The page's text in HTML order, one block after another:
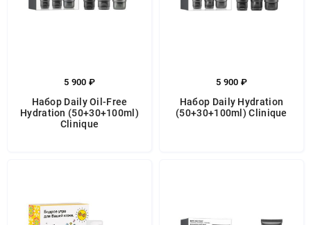
5 900 ₽
Набор Daily Oil-Free
Hydration (50+30+100ml)
Clinique
5 900 ₽
Набор Daily Hydration
(50+30+100ml) Clinique